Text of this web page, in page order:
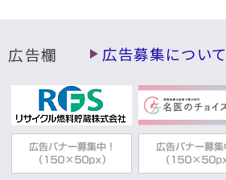
広告欄 広告募集について